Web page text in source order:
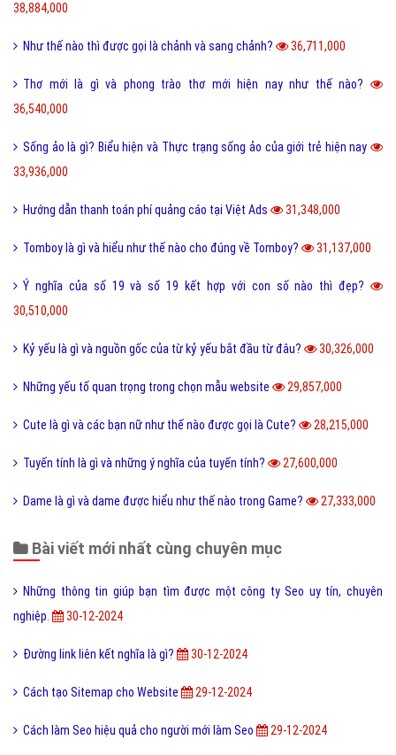
38,884,000
Như thế nào thì được gọi là chảnh và sang chảnh? 36,711,000
Thơ mới là gì và phong trào thơ mới hiện nay như thế nào?
36,540,000
Sống ảo là gì? Biểu hiện và Thực trạng sống ảo của giới trẻ hiện nay
33,936,000
Hướng dẫn thanh toán phí quảng cáo tại Việt Ads 31,348,000
Tomboy là gì và hiểu như thế nào cho đúng về Tomboy? 31,137,000
Ý nghĩa của số 19 và số 19 kết hợp với con số nào thì đẹp?
30,510,000
Kỷ yếu là gì và nguồn gốc của từ kỷ yếu bắt đầu từ đâu? 30,326,000
Những yếu tố quan trọng trong chọn mẫu website 29,857,000
Cute là gì và các bạn nữ như thế nào được gọi là Cute? 28,215,000
Tuyến tính là gì và những ý nghĩa của tuyến tính? 27,600,000
Dame là gì và dame được hiểu như thế nào trong Game? 27,333,000
Bài viết mới nhất cùng chuyên mục
Những thông tin giúp bạn tìm được một công ty Seo uy tín, chuyên
nghiệp.
30-12-2024
Đường link liên kết nghĩa là gì? 30-12-2024
Cách tạo Sitemap cho Website 29-12-2024
Cách làm Seo hiệu quả cho người mới làm Seo 29-12-2024